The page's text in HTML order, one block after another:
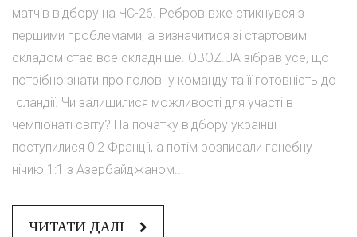
матчів відбору на ЧС-26. Ребров вже стикнувся з
першими проблемами, а визначитися зі стартовим
складом стає все складніше. OBOZ.UA зібрав усе, що
потрібно знати про головну команду та її готовність до
Ісландії. Чи залишилися можливості для участі в
чемпіонаті світу? На початку відбору українці
поступилися 0:2 Франції, а потім розписали ганебну
нічию 1:1 з Азербайджаном...
ЧИТАТИ ДАЛІ